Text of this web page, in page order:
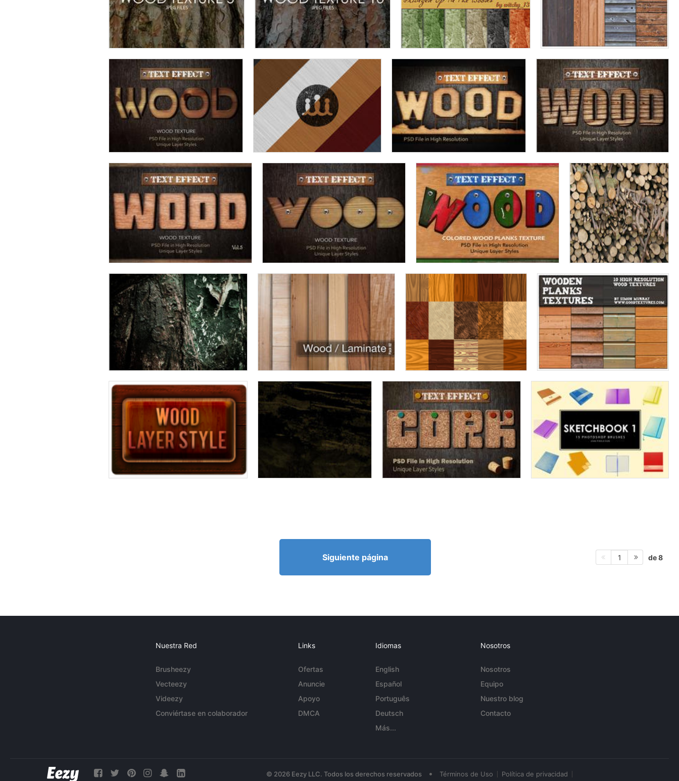
Siguiente página 1 de 8
Nuestra Red
Brusheezy
Vecteezy
Videezy
Conviértase en colaborador
Links
Ofertas
Anuncie
Apoyo
DMCA
Idiomas
English
Español
Português
Deutsch
Más...
Nosotros
Nosotros
Equipo
Nuestro blog
Contacto
© 2026 Eezy LLC. Todos los derechos reservados • Términos de Uso Política de privacidad